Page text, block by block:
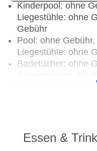
Kinderpool: ohne
Liegestühle: ohne
Gebühr
Pool: ohne
Liegestühle: ohne
Badetücher: ohne
Arzt: Sprachen:
Wäscheservice:
Gepäckservice
Essen &